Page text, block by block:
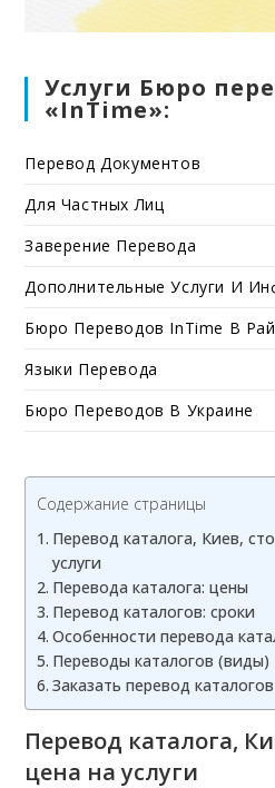
Услуги Бюро
«InTime»:
Перевод Документов
Для Частных Лиц
Заверение Перевода
Дополнительные Услуги И
Бюро Переводов InTime В
Языки Перевода
Бюро Переводов В Украине
Содержание страницы
Перевод каталога, Киев,
услуги
Перевода каталога: цены
Перевод каталогов: сроки
Особенности перевода
Переводы каталогов (виды)
Заказать перевод
Перевод каталога,
цена на услуги